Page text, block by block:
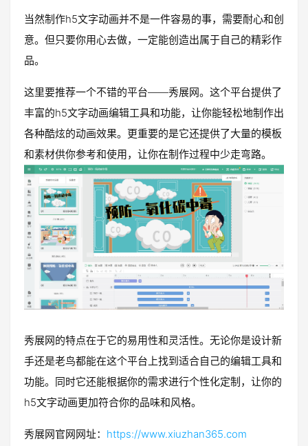
当然制作h5文字动画并不是一件容易的事，需要耐心和创
意。但只要你用心去做，一定能创造出属于自己的精彩作
品。
这里要推荐一个不错的平台——秀展网。这个平台提供了
丰富的h5文字动画编辑工具和功能，让你能轻松地制作出
各种酷炫的动画效果。更重要的是它还提供了大量的模板
和素材供你参考和使用，让你在制作过程中少走弯路。
秀展网的特点在于它的易用性和灵活性。无论你是设计新
手还是老鸟都能在这个平台上找到适合自己的编辑工具和
功能。同时它还能根据你的需求进行个性化定制，让你的
h5文字动画更加符合你的品味和风格。
秀展网官网网址： https://www.xiuzhan365.com